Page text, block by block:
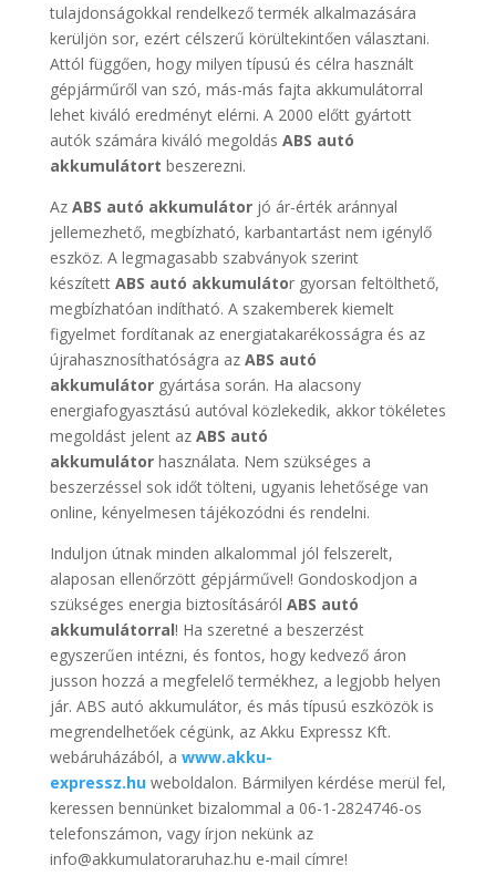
tulajdonságokkal rendelkező termék alkalmazására
kerüljön sor, ezért célszerű körültekintően választani.
Attól függően, hogy milyen típusú és célra használt
gépjárműről van szó, más-más fajta akkumulátorral
lehet kiváló eredményt elérni. A 2000 előtt gyártott
autók számára kiváló megoldás ABS autó
akkumulátort beszerezni.
Az ABS autó akkumulátorjó ár-érték aránnyal
jellemezhető, megbízható, karbantartást nem igénylő
eszköz. A legmagasabb szabványok szerint
készített ABS autó akkumulátor gyorsan feltölthető,
megbízhatóan indítható. A szakemberek kiemelt
figyelmet fordítanak az energiatakarékosságra és az
újrahasznosíthatóságra az ABS autó
akkumulátorgyártása során. Ha alacsony
energiafogyasztású autóval közlekedik, akkor tökéletes
megoldást jelent az ABS autó
akkumulátorhasználata. Nem szükséges a
beszerzéssel sok időt tölteni, ugyanis lehetősége van
online, kényelmesen tájékozódni és rendelni.
Induljon útnak minden alkalommal jól felszerelt,
alaposan ellenőrzött gépjárművel! Gondoskodjon a
szükséges energia biztosításáról ABS autó
akkumulátorral! Ha szeretné a beszerzést
egyszerűen intézni, és fontos, hogy kedvező áron
jusson hozzá a megfelelő termékhez, a legjobb helyen
jár. ABS autó akkumulátor, és más típusú eszközök is
megrendelhetőek cégünk, az Akku Expressz Kft.
webáruházából, a www.akku-
expressz.huweboldalon. Bármilyen kérdése merül fel,
keressen bennünket bizalommal a 06-1-2824746-os
telefonszámon, vagy írjon nekünk az
info@akkumulatoraruhaz.hu e-mail címre!